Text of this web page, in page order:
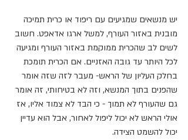
יש מנשאים שמגיעים עם ריפוד או כרית תמיכה
מובנית באזור העורף, למשל ארגו אדאפט. חשוב
לשים לב שהכרית ממוקמת באזור העורף ומגיעה
לכל היותר עד גובה האזניים. אם הכרית תומכת
בחלק העליון של הראש- מעבר לזה שזה אומר
שהפנים בתוך המנשא, וזה לא בטיחותי, זה אומר
גם שהעורף לא תמוך - כי הבד לא צמוד אליו, אז
אולי הראש לא יכול ליפול לאחור, אבל הוא עדיין
יכול להשמט הצידה.